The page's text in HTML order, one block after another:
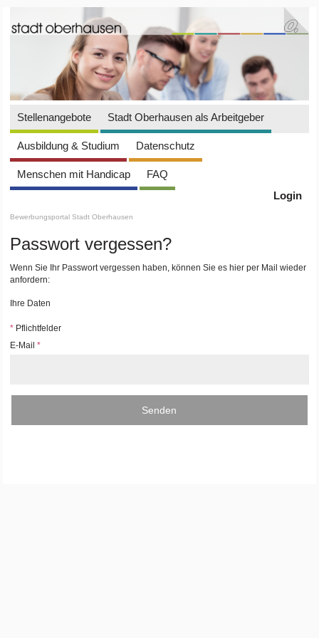
Stellenangebote Stadt Oberhausen als Arbeitgeber
Ausbildung & Studium Datenschutz
Menschen mit Handicap
FAQ
Login
Bewerbungsportal Stadt Oberhausen
Passwort vergessen?
Wenn Sie Ihr Passwort vergessen haben, können Sie es hier per Mail wieder
anfordern:
Ihre Daten
* Pflichtfelder
E-Mail*
Senden